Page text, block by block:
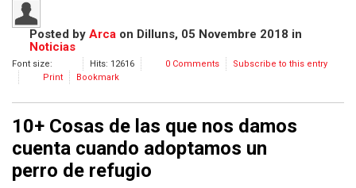
Posted by Arca on Dilluns, 05 Novembre 2018 in
Noticias
Font size: Hits: 12616 0 Comments
Subscribe to this entry
Print
Bookmark
10+ Cosas de las que nos damos
cuenta cuando adoptamos un
perro de refugio